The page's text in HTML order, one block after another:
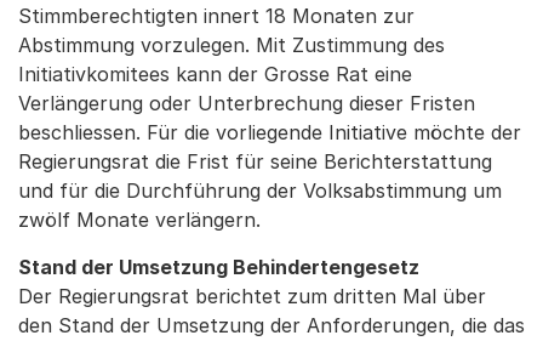
Stimmberechtigten innert 18 Monaten zur
Abstimmung vorzulegen. Mit Zustimmung des
Initiativkomitees kann der Grosse Rat eine
Verlängerung oder Unterbrechung dieser Fristen
beschliessen. Für die vorliegende Initiative möchte der
Regierungsrat die Frist für seine Berichterstattung
und für die Durchführung der Volksabstimmung um
zwölf Monate verlängern.
Stand der Umsetzung Behindertengesetz
Der Regierungsrat berichtet zum dritten Mal über
den Stand der Umsetzung der Anforderungen, die das